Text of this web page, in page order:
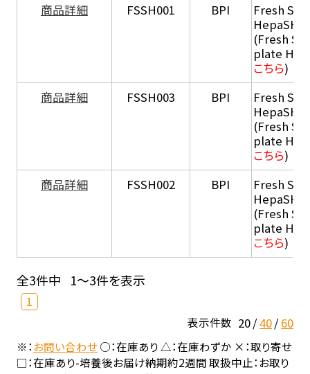
商品詳細 FSSH001 BPI
Fresh
HepaSH®
(Fresh
plate
こちら)
商品詳細
FSSH003 BPI
Fresh
HepaSH®
(Fresh
plate
こちら)
商品詳細
FSSH002 BPI
Fresh
HepaSH®
(Fresh
plate
こちら)
全3件中 1～3件を表示
1
表示件数 20 40 60
※：お問い合わせ○：在庫あり △：在庫わずか ×：取り寄せ
□：在庫あり-培養後お届け納期約2週間 取扱中止：お取り